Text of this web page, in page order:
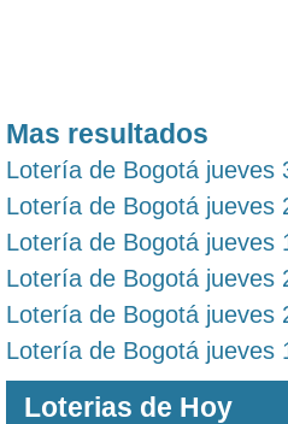
Mas resultados
Lotería de Bogotá jueves
Lotería de Bogotá jueves
Lotería de Bogotá jueves
Lotería de Bogotá jueves
Lotería de Bogotá jueves
Lotería de Bogotá jueves
Loterias de Hoy